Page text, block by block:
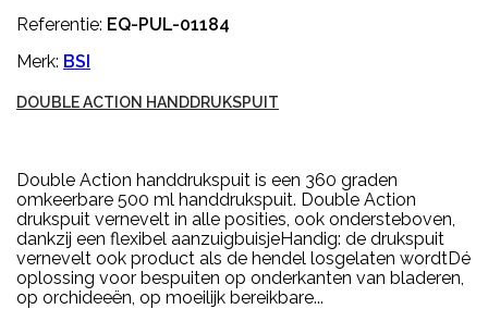
Referentie: EQ-PUL-01184
Merk: BSI
DOUBLE ACTION HANDDRUKSPUIT
Double Action handdrukspuit is een 360 graden
omkeerbare 500 ml handdrukspuit. Double Action
drukspuit vernevelt in alle posities, ook ondersteboven,
dankzij een flexibel aanzuigbuisjeHandig: de drukspuit
vernevelt ook product als de hendel losgelaten wordtDé
oplossing voor bespuiten op onderkanten van bladeren,
op orchideeën, op moeilijk bereikbare...